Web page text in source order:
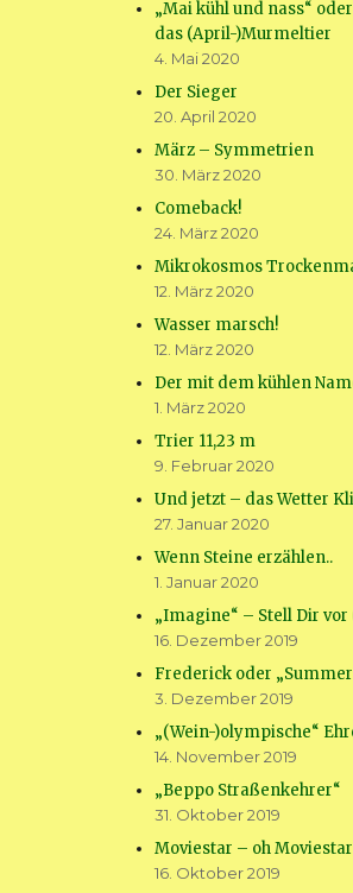
„Mai kühl und nass“
das (April-)Murmeltier
4. Mai 2020
Der Sieger
20. April 2020
März – Symmetrien
30. März 2020
Comeback!
24. März 2020
Mikrokosmos
12. März 2020
Wasser marsch!
12. März 2020
Der mit dem kühlen
1. März 2020
Trier 11,23 m
9. Februar 2020
Und jetzt – das Wetter
27. Januar 2020
Wenn Steine erzählen..
1. Januar 2020
„Imagine“ – Stell Dir
16. Dezember 2019
Frederick oder
3. Dezember 2019
„(Wein-)olympische“
14. November 2019
„Beppo Straßenkehrer“
31. Oktober 2019
Moviestar – oh Moviestar
16. Oktober 2019